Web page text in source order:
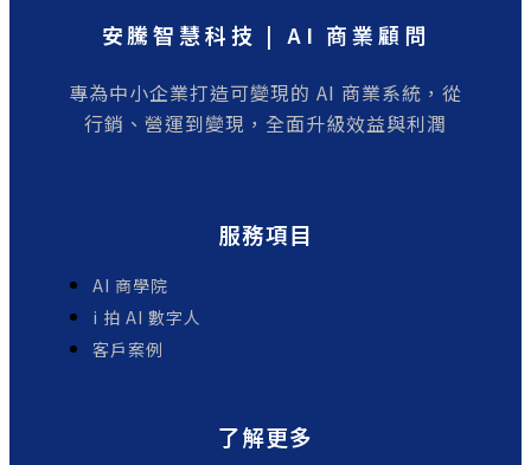
安騰智慧科技 | AI 商業顧問
專為中小企業打造可變現的 AI 商業系統，從
行銷、營運到變現，全面升級效益與利潤
服務項目
AI 商學院
i 拍 AI 數字人
客戶案例
了解更多